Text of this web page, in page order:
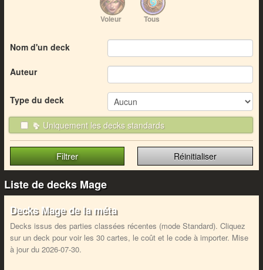
Voleur Tous
Nom d'un deck
Auteur
Type du deck
Uniquement les decks standards
Réinitialiser
Liste de decks Mage
Decks Mage de la méta
Decks issus des parties classées récentes (mode Standard). Cliquez
sur un deck pour voir les 30 cartes, le coût et le code à importer. Mise
à jour du 2026-07-30.